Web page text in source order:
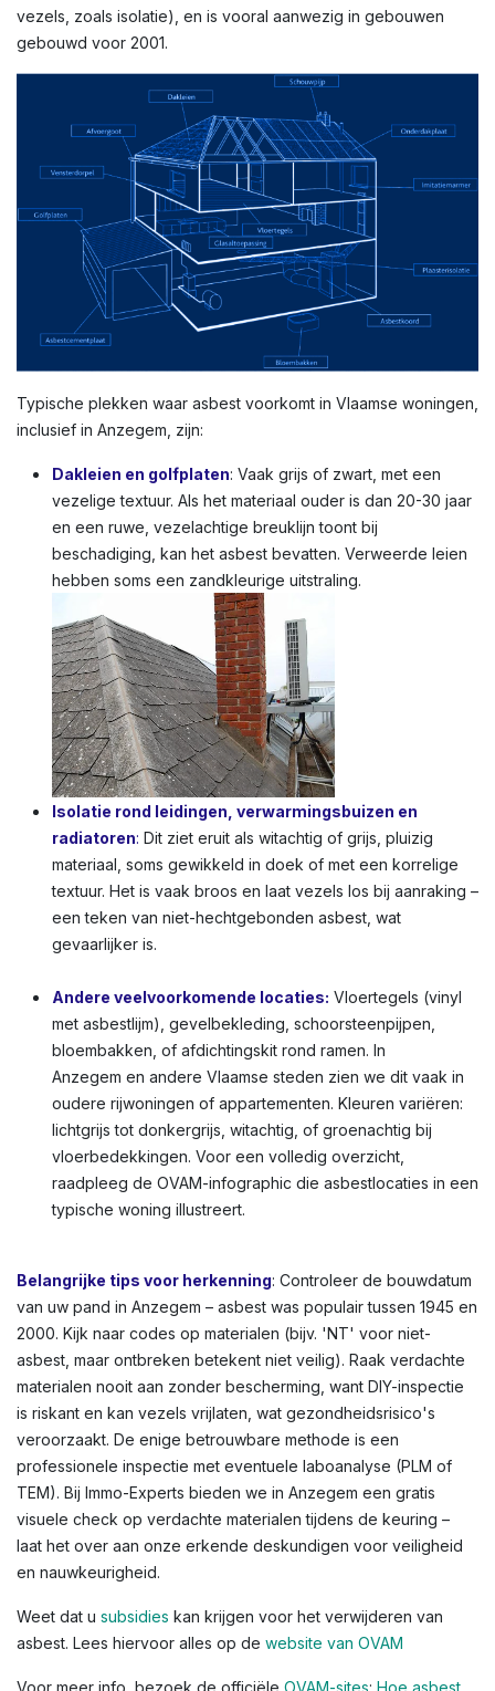
vezels, zoals isolatie), en is vooral aanwezig in gebouwen
gebouwd voor 2001.
Typische plekken waar asbest voorkomt in Vlaamse woningen,
inclusief in Anzegem, zijn:
Dakleien en golfplaten: Vaak grijs of zwart, met een
vezelige textuur. Als het materiaal ouder is dan 20-30 jaar
en een ruwe, vezelachtige breuklijn toont bij
beschadiging, kan het asbest bevatten. Verweerde leien
hebben soms een zandkleurige uitstraling.
Isolatie rond leidingen, verwarmingsbuizen en
radiatoren: Dit ziet eruit als witachtig of grijs, pluizig
materiaal, soms gewikkeld in doek of met een korrelige
textuur. Het is vaak broos en laat vezels los bij aanraking –
een teken van niet-hechtgebonden asbest, wat
gevaarlijker is.
Andere veelvoorkomende locaties:
Vloertegels (vinyl
met asbestlijm), gevelbekleding, schoorsteenpijpen,
bloembakken, of afdichtingskit rond ramen. In
oudere rijwoningen of appartementen. Kleuren variëren:
lichtgrijs tot donkergrijs, witachtig, of groenachtig bij
vloerbedekkingen. Voor een volledig overzicht,
raadpleeg de OVAM-infographic die asbestlocaties in een
typische woning illustreert.
Belangrijke tips voor herkenning
: Controleer de bouwdatum
van uw pand in Anzegem – asbest was populair tussen 1945 en
2000. Kijk naar codes op materialen (bijv. 'NT' voor niet-
asbest, maar ontbreken betekent niet veilig). Raak verdachte
materialen nooit aan zonder bescherming, want DIY-inspectie
is riskant en kan vezels vrijlaten, wat gezondheidsrisico's
veroorzaakt. De enige betrouwbare methode is een
professionele inspectie met eventuele laboanalyse (PLM of